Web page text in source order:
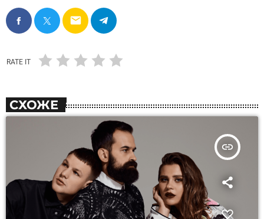
email
RATE IT
СХОЖЕ
insert_link